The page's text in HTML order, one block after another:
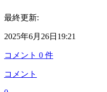
最終更新:
2025年6月26日19:21
コメント 0 件
コメント